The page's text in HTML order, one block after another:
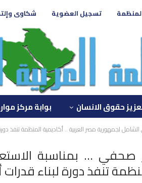
تسجيل العضوية شكاوى
حقوق الانسان بوابة مركز
لجمهورية مصر العربية .. أكاديمية المنظمة تنفذ
صحفي … بمناسبة
تنفذ دورة لبناء